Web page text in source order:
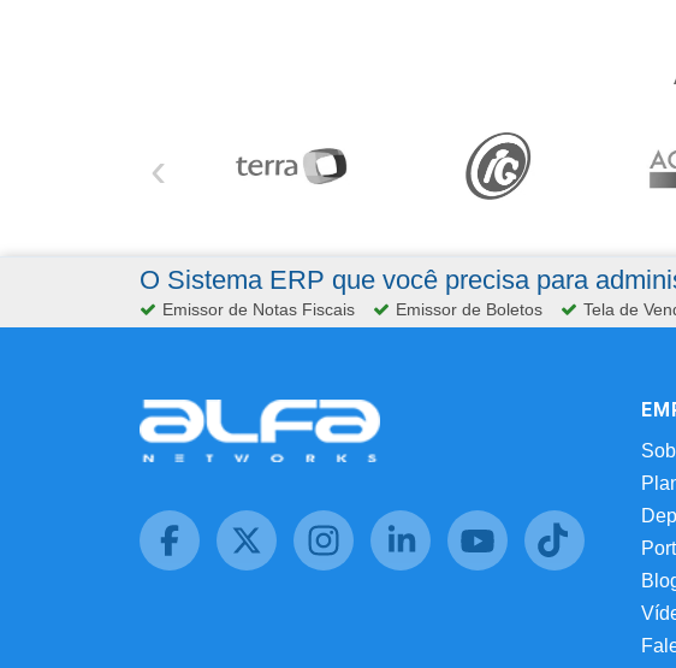
‹
O Sistema ERP que você precisa para
Emissor de Notas Fiscais Emissor de Boletos Tela de